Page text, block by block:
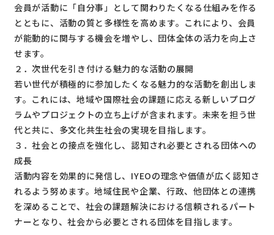
会員が活動に「自分事」として関わりたくなる仕組みを作る
とともに、活動の質と多様性を高めます。これにより、会員
が能動的に関与する機会を増やし、団体全体の活力を向上さ
せます。
２．次世代を引き付ける魅力的な活動の展開
若い世代が積極的に参加したくなる魅力的な活動を創出しま
す。これには、地域や国際社会の課題に応える新しいプログ
ラムやプロジェクトの立ち上げが含まれます。未来を担う世
代と共に、多文化共生社会の実現を目指します。
３．社会との接点を強化し、認知され必要とされる団体への
成長
活動内容を効果的に発信し、IYEOの理念や価値が広く認知さ
れるよう努めます。地域住民や企業、行政、他団体との連携
を深めることで、社会の課題解決における信頼されるパート
ナーとなり、社会から必要とされる団体を目指します。